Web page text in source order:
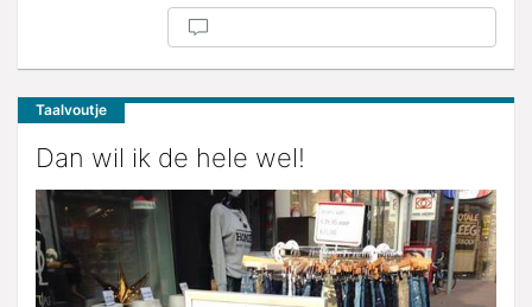
Taalvoutje
Dan wil ik de hele wel!